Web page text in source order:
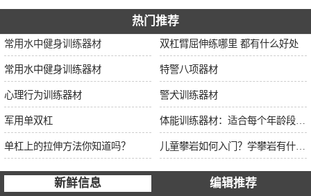
热门推荐
常用水中健身训练器材 双杠臂屈伸练哪里 都有什么好处
常用水中健身训练器材 特警八项器材
心理行为训练器材 警犬训练器材
军用单双杠
单杠上的拉伸方法你知道吗？
新鲜信息 编辑推荐